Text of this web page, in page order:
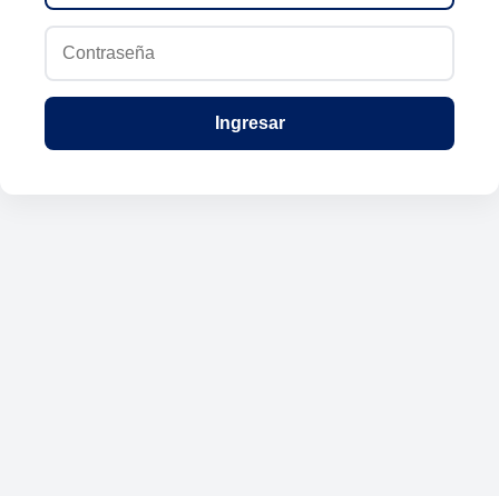
Ingresar